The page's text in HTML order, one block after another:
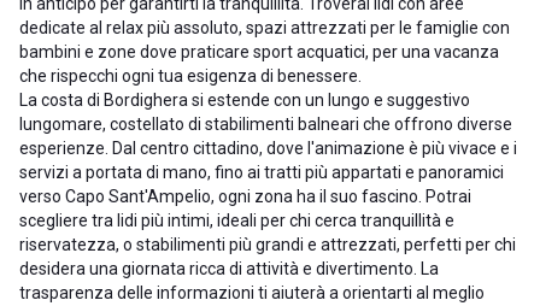
dedicate al relax più assoluto, spazi attrezzati per le famiglie con
bambini e zone dove praticare sport acquatici, per una vacanza
che rispecchi ogni tua esigenza di benessere.
La costa di Bordighera si estende con un lungo e suggestivo
lungomare, costellato di stabilimenti balneari che offrono diverse
esperienze. Dal centro cittadino, dove l'animazione è più vivace e i
servizi a portata di mano, fino ai tratti più appartati e panoramici
verso Capo Sant'Ampelio, ogni zona ha il suo fascino. Potrai
scegliere tra lidi più intimi, ideali per chi cerca tranquillità e
riservatezza, o stabilimenti più grandi e attrezzati, perfetti per chi
desidera una giornata ricca di attività e divertimento. La
trasparenza delle informazioni ti aiuterà a orientarti al meglio